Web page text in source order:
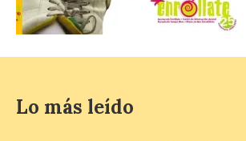
localizar y disfrutar del
eclipse solar del 12 de
Lo más leído